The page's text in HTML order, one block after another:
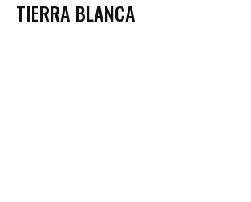
TIERRA BLANCA